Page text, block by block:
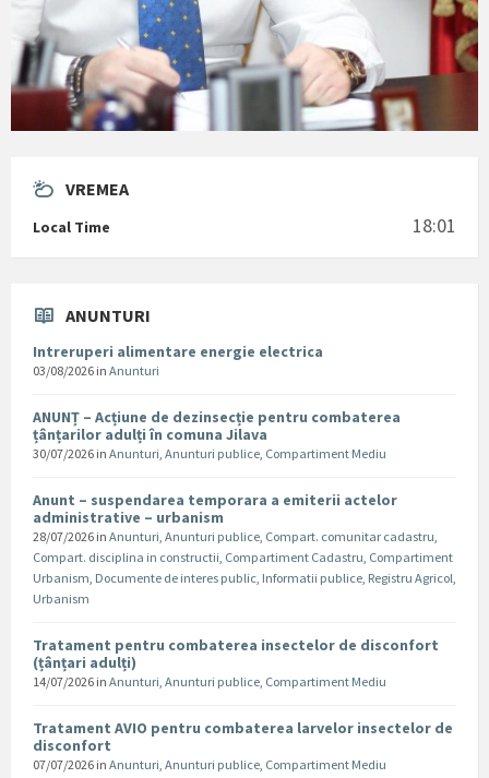
VREMEA
Local Time 18:01
ANUNTURI
Intreruperi alimentare energie electrica
03/08/2026 in Anunturi
ANUNȚ – Acțiune de dezinsecție pentru combaterea
țânțarilor adulți în comuna Jilava
30/07/2026 in Anunturi Anunturi publice Compartiment Mediu
Anunt – suspendarea temporara a emiterii actelor
administrative – urbanism
28/07/2026 in Anunturi Anunturi publice Compart. comunitar cadastru
Compart. disciplina in constructii Compartiment Cadastru Compartiment
Urbanism Documente de interes public Informatii publice Registru Agricol
Urbanism
Tratament pentru combaterea insectelor de disconfort
(țânțari adulți)
14/07/2026 in Anunturi Anunturi publice Compartiment Mediu
Tratament AVIO pentru combaterea larvelor insectelor de
disconfort
07/07/2026 in Anunturi Anunturi publice Compartiment Mediu